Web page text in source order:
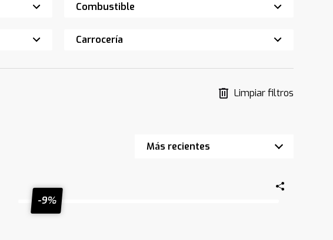
Combustible
Carrocería
Limpiar filtros
-9%